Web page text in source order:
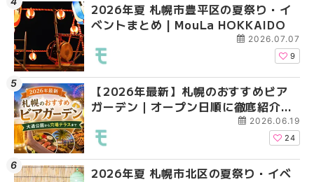
2026年夏 札幌市豊平区の夏祭り・イ
ベントまとめ | MouLa HOKKAIDO
2026.07.07
9
【2026年最新】札幌のおすすめビア
ガーデン｜オープン日順に徹底紹介！
大通公園から穴場テラスまで | MouLa
HOKKAIDO
2026.06.19
24
2026年夏 札幌市北区の夏祭り・イベ
2026年夏 札幌市手稲
ベントまとめ |
2026年夏 札幌市北区
ントまとめ | MouLa
2026年夏 札幌市清田
2026年夏 札幌市西区
ントまとめ | MouLa
2026年夏 札幌市手稲
ベントまとめ |
2026年夏 札幌市清田